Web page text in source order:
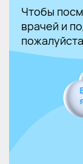
Чтобы
врачей и